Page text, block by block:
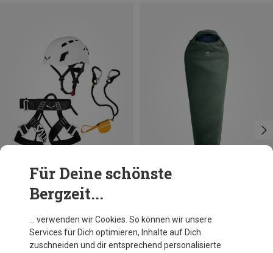
Ergo Core-Evo-Toxo 3.0 Klettersteigkomplettset
CHF 285.80
ONE SIZE
Für Deine schönste
Bergzeit...
… verwenden wir Cookies. So können wir unsere
Services für Dich optimieren, Inhalte auf Dich
zuschneiden und dir entsprechend personalisierte